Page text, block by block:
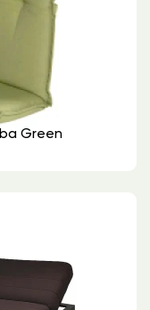
Green